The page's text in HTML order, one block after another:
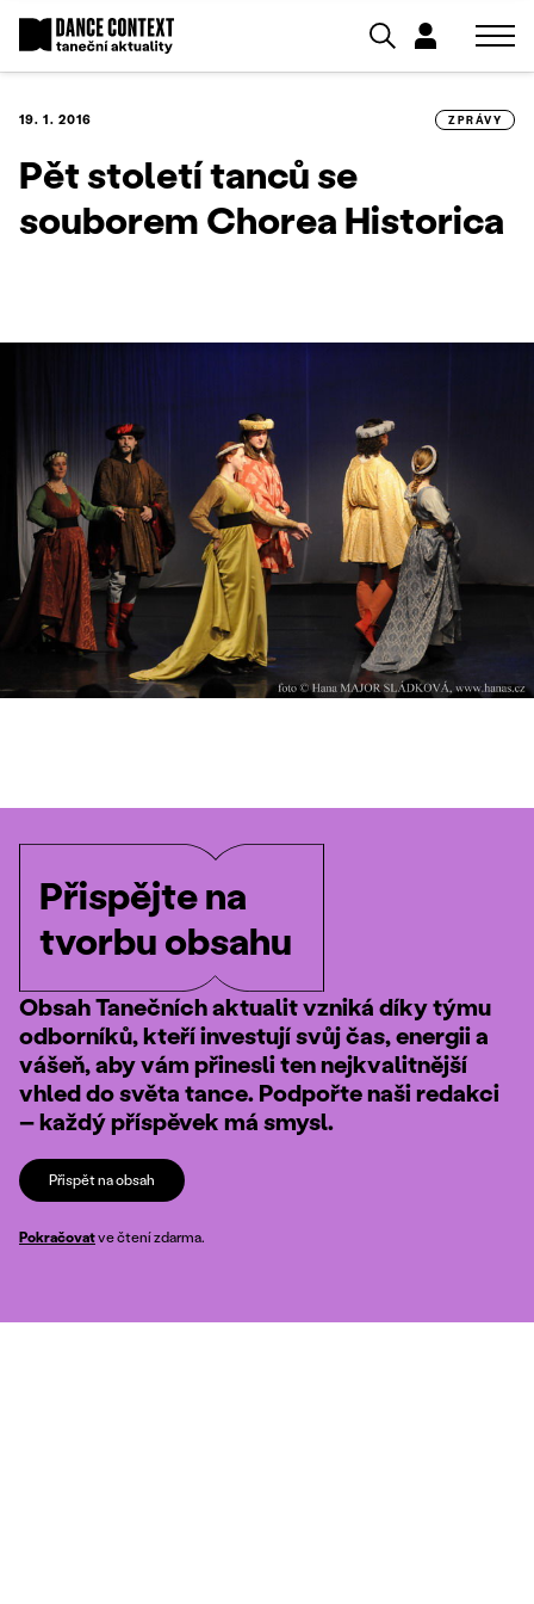
19. 1. 2016 ZPRÁVY
Pět století tanců se
souborem Chorea Historica
Přispějte na
tvorbu obsahu
Obsah Tanečních aktualit vzniká díky týmu
odborníků, kteří investují svůj čas, energii a
vášeň, aby vám přinesli ten nejkvalitnější
vhled do světa tance. Podpořte naši redakci
– každý příspěvek má smysl.
Přispět na obsah
Pokračovatve čtení zdarma.